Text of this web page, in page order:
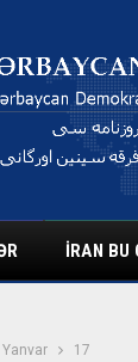
İRAN BU
Yanvar 17